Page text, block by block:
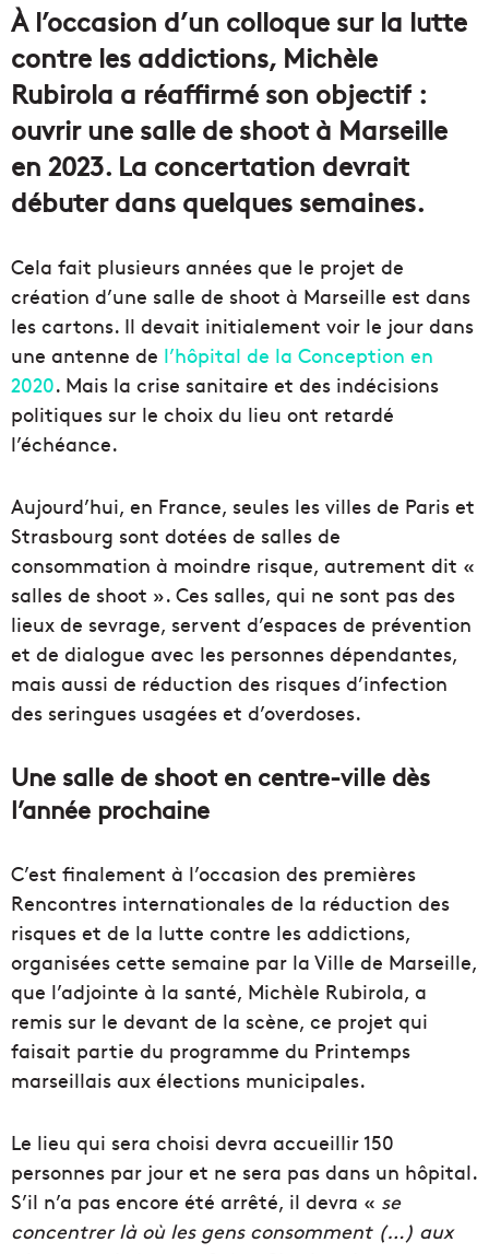
À l’occasion d’un colloque sur la lutte
contre les addictions, Michèle
Rubirola a réaffirmé son objectif :
ouvrir une salle de shoot à Marseille
en 2023. La concertation devrait
débuter dans quelques semaines.
Cela fait plusieurs années que le projet de
création d’une salle de shoot à Marseille est dans
les cartons. Il devait initialement voir le jour dans
une antenne de l’hôpital de la Conception en
2020. Mais la crise sanitaire et des indécisions
politiques sur le choix du lieu ont retardé
l’échéance.
Aujourd’hui, en France, seules les villes de Paris et
Strasbourg sont dotées de salles de
consommation à moindre risque, autrement dit «
salles de shoot ». Ces salles, qui ne sont pas des
lieux de sevrage, servent d’espaces de prévention
et de dialogue avec les personnes dépendantes,
mais aussi de réduction des risques d’infection
des seringues usagées et d’overdoses.
Une salle de shoot en centre-ville dès
l’année prochaine
C’est finalement à l’occasion des premières
Rencontres internationales de la réduction des
risques et de la lutte contre les addictions,
organisées cette semaine par la Ville de Marseille,
que l’adjointe à la santé, Michèle Rubirola, a
remis sur le devant de la scène, ce projet qui
faisait partie du programme du Printemps
marseillais aux élections municipales.
Le lieu qui sera choisi devra accueillir 150
personnes par jour et ne sera pas dans un hôpital.
S’il n’a pas encore été arrêté, il devra « se
concentrer là où les gens consomment (…) aux